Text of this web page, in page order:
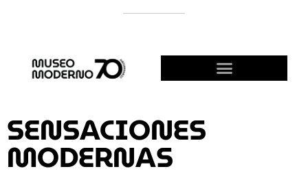
SENSACIONES
MODERNAS